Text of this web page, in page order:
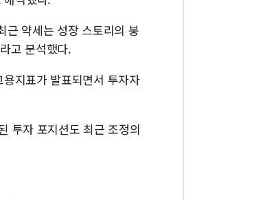
근 약세는 성장 스토리의 붕
고 분석했다.
지표가 발표되면서 투자자
투자 포지션도 최근 조정의